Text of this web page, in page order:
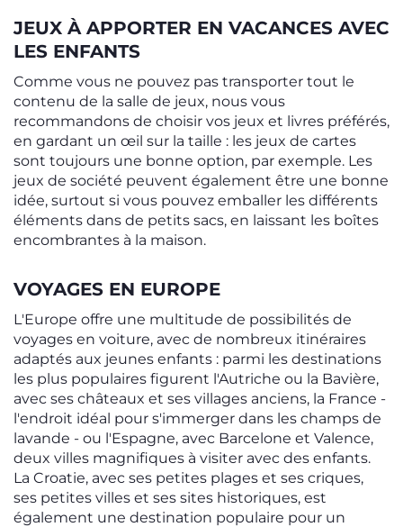
JEUX À APPORTER EN VACANCES AVEC
LES ENFANTS
Comme vous ne pouvez pas transporter tout le
contenu de la salle de jeux, nous vous
recommandons de choisir vos jeux et livres préférés,
en gardant un œil sur la taille : les jeux de cartes
sont toujours une bonne option, par exemple. Les
jeux de société peuvent également être une bonne
idée, surtout si vous pouvez emballer les différents
éléments dans de petits sacs, en laissant les boîtes
encombrantes à la maison.
VOYAGES EN EUROPE
L'Europe offre une multitude de possibilités de
voyages en voiture, avec de nombreux itinéraires
adaptés aux jeunes enfants : parmi les destinations
les plus populaires figurent l'Autriche ou la Bavière,
avec ses châteaux et ses villages anciens, la France -
l'endroit idéal pour s'immerger dans les champs de
lavande - ou l'Espagne, avec Barcelone et Valence,
deux villes magnifiques à visiter avec des enfants.
La Croatie, avec ses petites plages et ses criques,
ses petites villes et ses sites historiques, est
également une destination populaire pour un